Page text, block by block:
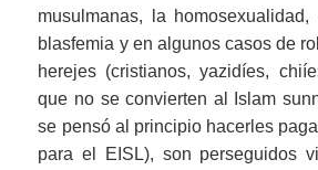
musulmanas, la
blasfemia y en algunos casos de
herejes (cristianos, yazidíes,
que no se convierten al Islam
se pensó al principio hacerles
para el EISL), son perseguidos